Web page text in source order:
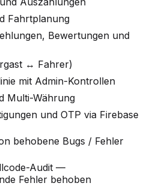
Fahrtplanung
Bewertungen und
↔ Fahrer)
mit Admin-Kontrollen
Multi-Währung
und OTP via Firebase
behobene Bugs / Fehler
Audit —
Fehler behoben